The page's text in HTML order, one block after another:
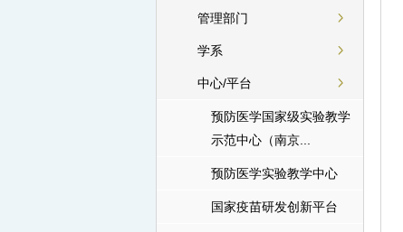
管理部门
学系
中心/平台
预防医学国家级实验教学
示范中心（南京...
预防医学实验教学中心
国家疫苗研发创新平台